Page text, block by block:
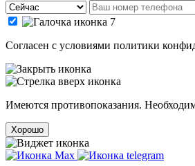
Cогласен с условиями политики
Имеются противопоказания.
Хорошо